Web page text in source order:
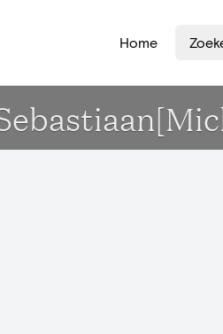
Home